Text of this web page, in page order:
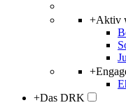
+Aktiv
+
+Das DRK